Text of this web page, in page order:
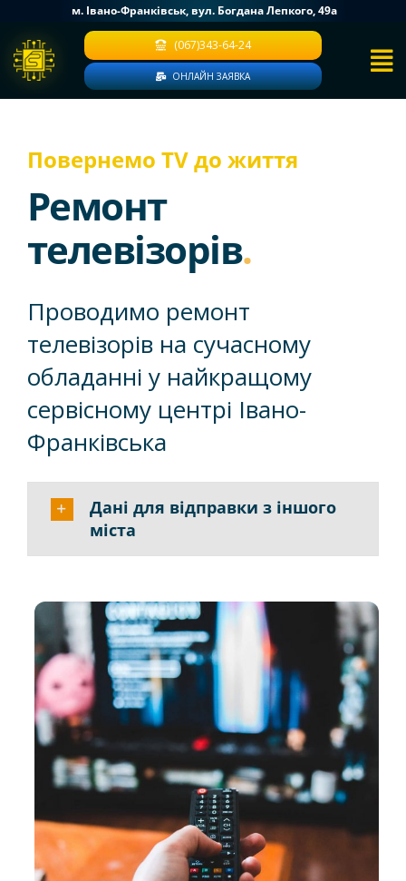
content
м. Івано-Франківськ, вул. Богдана Лепкого, 49a
(067)343-64-24
ОНЛАЙН ЗАЯВКА
Повернемо TV до життя
Ремонт
телевізорів.
Проводимо ремонт
телевізорів на сучасному
обладанні у найкращому
сервісному центрі Івано-
Франківська
Дані для відправки з іншого
міста